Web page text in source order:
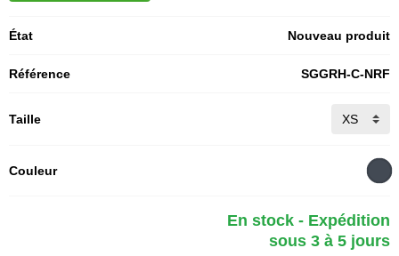
État Nouveau produit
Référence SGGRH-C-NRF
Taille
Couleur
En stock - Expédition
sous 3 à 5 jours